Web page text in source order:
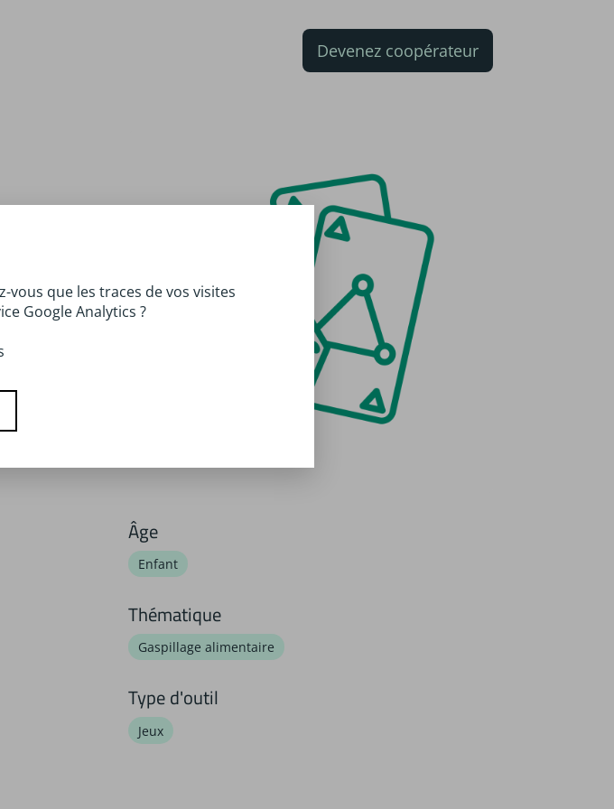
Devenez coopérateur
Âge
Enfant
Thématique
Gaspillage alimentaire
Type d'outil
Jeux
que les traces de vos visites
Google Analytics ?